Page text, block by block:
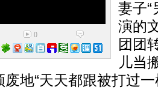
0
妻子“
演的
团团
儿当
地“天天都跟被打过